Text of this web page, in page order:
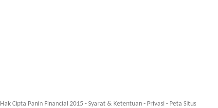
Hak Cipta Panin Financial 2015 - Syarat & Ketentuan - Privasi - Peta Situs